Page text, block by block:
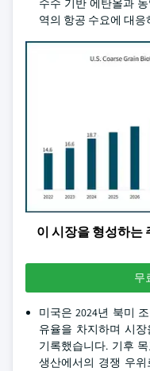
수수 기반 에탄올과
역의 항공 수요에 대
이 시장을 형성하는
무
미국은 2024년 북미
유율을 차지하며 시
기록했습니다. 기후
생산에서의 경쟁 우